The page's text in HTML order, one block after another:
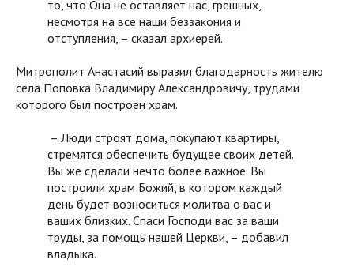
то, что Она не оставляет нас, грешных,
несмотря на все наши беззакония и
отступления, – сказал архиерей.
Митрополит Анастасий выразил благодарность жителю
села Поповка Владимиру Александровичу, трудами
которого был построен храм.
– Люди строят дома, покупают квартиры,
стремятся обеспечить будущее своих детей.
Вы же сделали нечто более важное. Вы
построили храм Божий, в котором каждый
день будет возноситься молитва о вас и
ваших близких. Спаси Господи вас за ваши
труды, за помощь нашей Церкви, – добавил
владыка.